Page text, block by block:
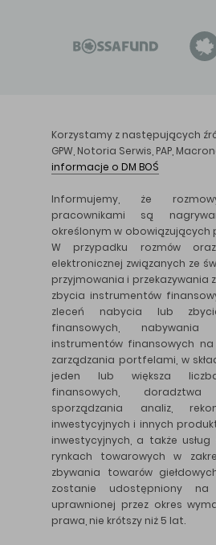
Korzystamy z następujących
GPW, Notoria Serwis, PAP,
informacje o DM BOŚ
Informujemy, że
pracownikami są
określonym w obowiązujących
W przypadku rozmów
elektronicznej związanych ze
przyjmowania i przekazywania
zbycia instrumentów
zleceń nabycia lub
finansowych,
instrumentów finansowych na
zarządzania portfelami, w
jeden lub większa
finansowych, doradztwa
sporządzania analiz,
inwestycyjnych i innych
inwestycyjnych, a także
rynkach towarowych w
zbywania towarów
zostanie udostępniony
uprawnionej przez okres
prawa, nie krótszy niż 5 lat.